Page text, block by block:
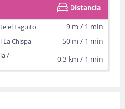
Distancia
el Laguito 9 m / 1 min
La Chispa 50 m / 1 min
/
0,3 km / 1 min